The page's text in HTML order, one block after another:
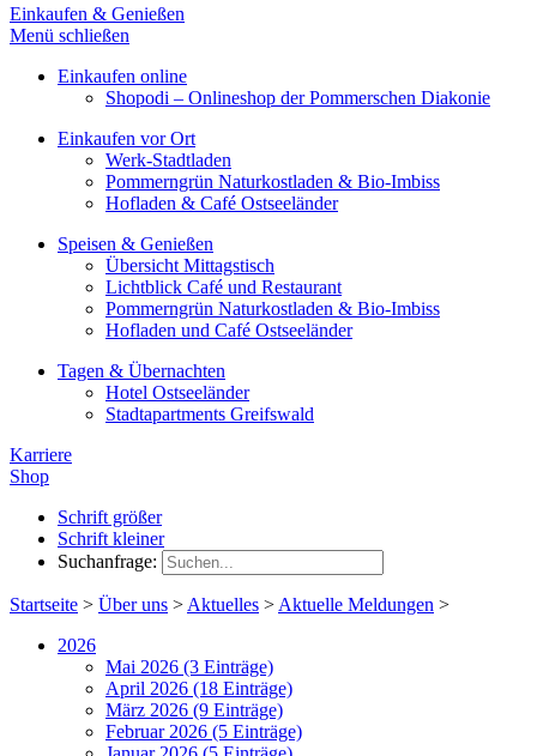
Einkaufen & Genießen
Menü schließen
Einkaufen online
Shopodi – Onlineshop der Pommerschen Diakonie
Einkaufen vor Ort
Werk-Stadtladen
Pommerngrün Naturkostladen & Bio-Imbiss
Hofladen & Café Ostseeländer
Speisen & Genießen
Übersicht Mittagstisch
Lichtblick Café und Restaurant
Pommerngrün Naturkostladen & Bio-Imbiss
Hofladen und Café Ostseeländer
Tagen & Übernachten
Hotel Ostseeländer
Stadtapartments Greifswald
Karriere
Shop
Schrift größer
Schrift kleiner
Suchanfrage:
Startseite > Über uns > Aktuelles > Aktuelle Meldungen >
2026
Mai 2026 (3 Einträge)
April 2026 (18 Einträge)
März 2026 (9 Einträge)
Februar 2026 (5 Einträge)